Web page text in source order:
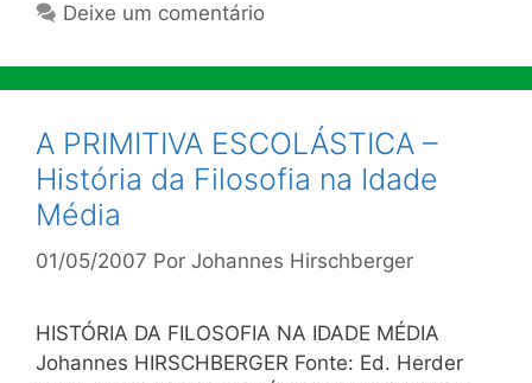
Deixe um comentário
A PRIMITIVA ESCOLÁSTICA –
História da Filosofia na Idade
Média
01/05/2007 Por Johannes Hirschberger
HISTÓRIA DA FILOSOFIA NA IDADE MÉDIA
Johannes HIRSCHBERGER Fonte: Ed. Herder